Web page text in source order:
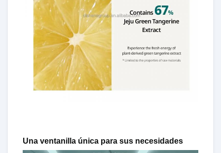
Una ventanilla única para sus necesidades